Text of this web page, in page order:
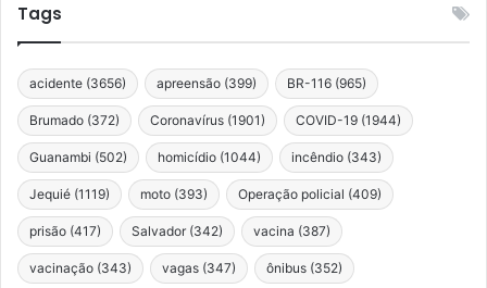
Tags
acidente (3656) apreensão (399) BR-116 (965)
Brumado (372) Coronavírus (1901) COVID-19 (1944)
Guanambi (502) homicídio (1044) incêndio (343)
Jequié (1119) moto (393) Operação policial (409)
prisão (417) Salvador (342) vacina (387)
vacinação (343) vagas (347) ônibus (352)